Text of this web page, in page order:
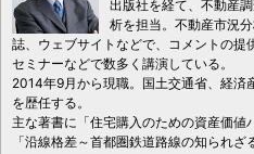
出版社を経て、不動産
析を担当。不動産市況
誌、ウェブサイトなどで、コメントの提
セミナーなどで数多く講演している。
2014年9月から現職。国土交通省、経済
を歴任する。
主な著書に「住宅購入のための資産価値
「沿線格差～首都圏鉄道路線の知られざ